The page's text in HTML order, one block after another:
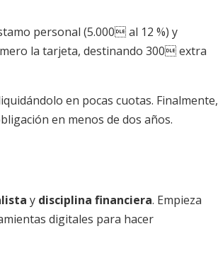
personal (5.000 al 12 %) y
la tarjeta, destinando 300 extra
en pocas cuotas. Finalmente,
en menos de dos años.
y disciplina financiera. Empieza
digitales para hacer